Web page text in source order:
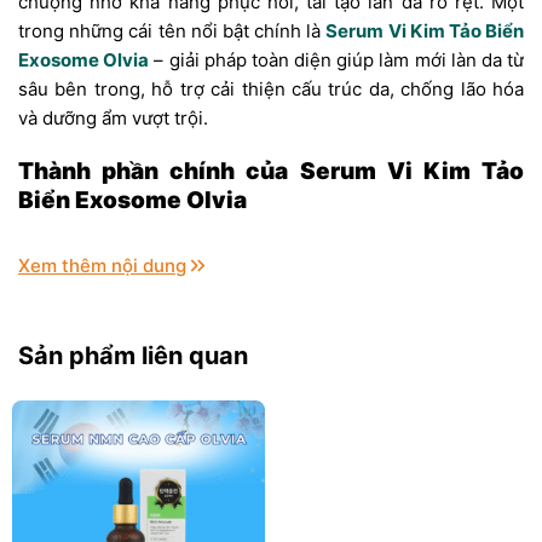
trong những cái tên nổi bật chính làSerum Vi Kim Tảo Biển
Exosome Olvia – giải pháp toàn diện giúp làm mới làn da từ
sâu bên trong, hỗ trợ cải thiện cấu trúc da, chống lão hóa
và dưỡng ẩm vượt trội.
Thành phần chính của Serum Vi Kim Tảo
Biển Exosome Olvia
Xem thêm nội dung
Sản phẩm liên quan